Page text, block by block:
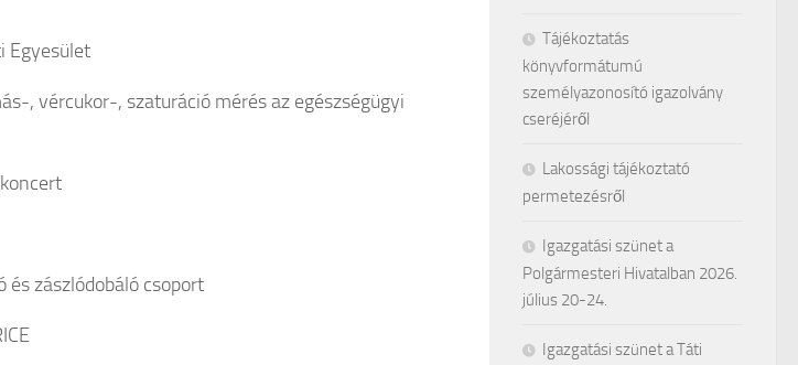
Egyesület
, vércukor-, szaturáció mérés az egészségügyi
és zászlódobáló csoport
Tájékoztatás
könyvformátumú
személyazonosító igazolvány
cseréjéről
Lakossági tájékoztató
permetezésről
Igazgatási szünet a
Polgármesteri Hivatalban 2026.
július 20-24.
Igazgatási szünet a Táti